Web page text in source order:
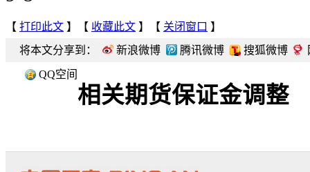
【 打印此文 】【 收藏此文 】【 关闭窗口 】
将本文分享到：
新浪微博 腾讯微博 搜狐微博
QQ空间
相关期货保证金调整